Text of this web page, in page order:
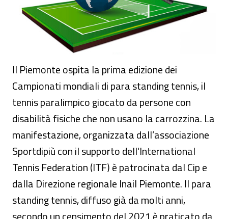
Il Piemonte ospita la prima edizione dei
Campionati mondiali di para standing tennis, il
tennis paralimpico giocato da persone con
disabilità fisiche che non usano la carrozzina. La
manifestazione, organizzata dall’associazione
Sportdipiù con il supporto dell'International
Tennis Federation (ITF) è patrocinata dal Cip e
dalla Direzione regionale Inail Piemonte. Il para
standing tennis, diffuso già da molti anni,